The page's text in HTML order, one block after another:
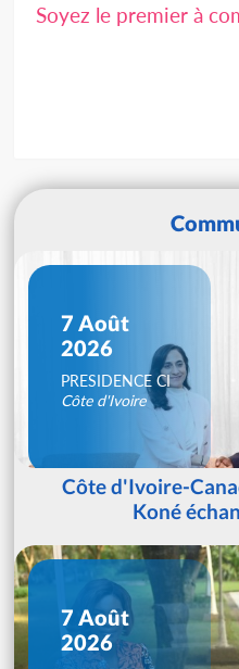
Soyez le premier à
7 Août
2026
PRESIDENCE CI
Côte d'Ivoire
Côte d'Ivoire-
Koné
7 Août
2026